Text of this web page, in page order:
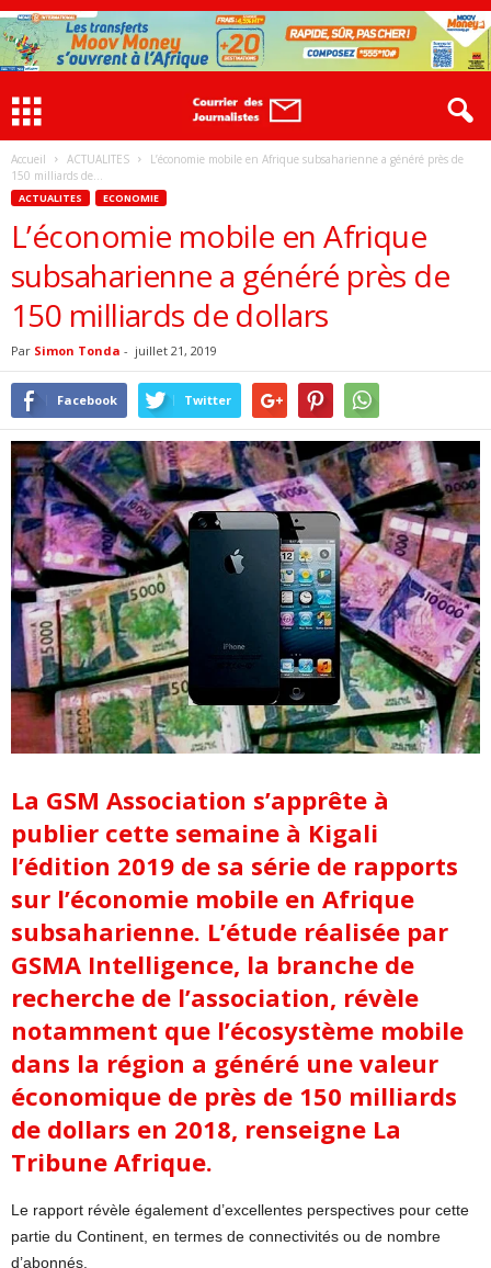
Accueil ACTUALITES
L’économie mobile en Afrique subsaharienne a généré près de
150 milliards de...
ACTUALITES ECONOMIE
L’économie mobile en Afrique
subsaharienne a généré près de
150 milliards de dollars
Par Simon Tonda - juillet 21, 2019
Facebook Twitter
La GSM Association s’apprête à
publier cette semaine à Kigali
l’édition 2019 de sa série de rapports
sur l’économie mobile en Afrique
subsaharienne. L’étude réalisée par
GSMA Intelligence, la branche de
recherche de l’association, révèle
notamment que l’écosystème mobile
dans la région a généré une valeur
économique de près de 150 milliards
de dollars en 2018, renseigne La
Tribune Afrique.
Le rapport révèle également d’excellentes perspectives pour cette
partie du Continent, en termes de connectivités ou de nombre
d’abonnés.